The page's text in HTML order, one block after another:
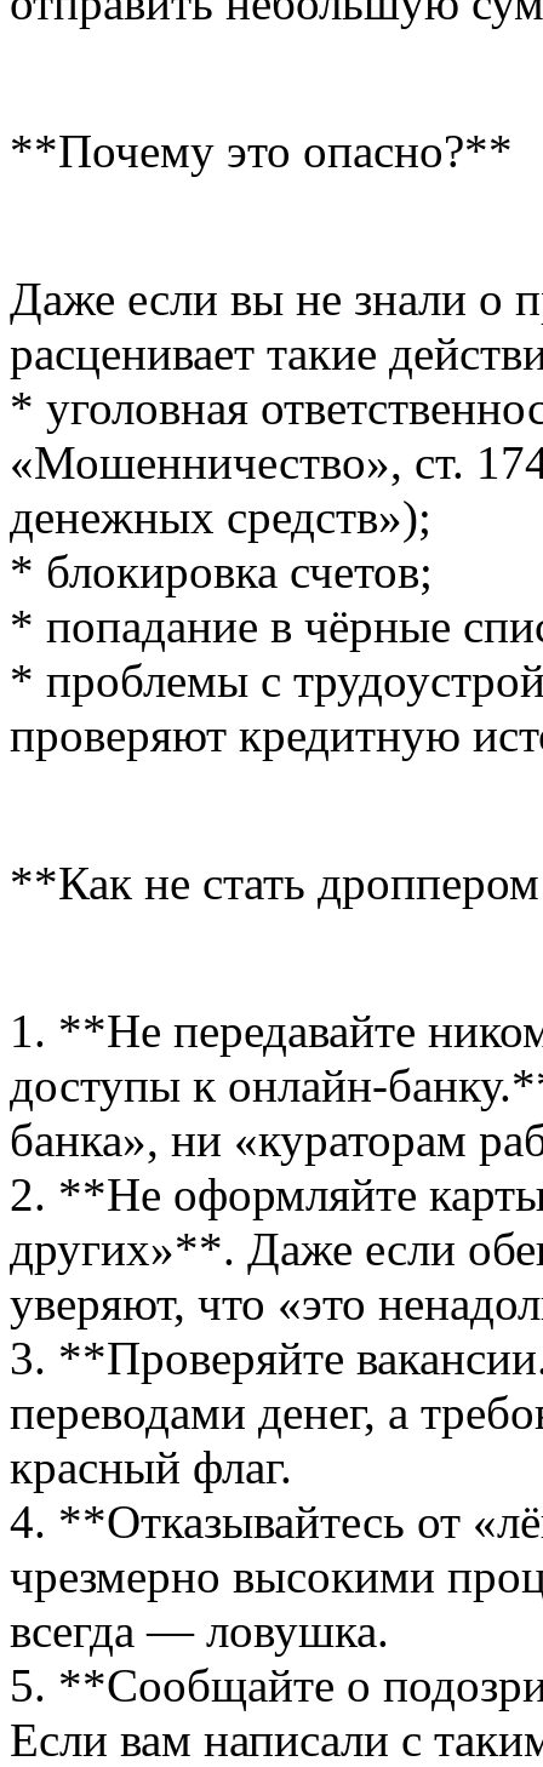
**Почему это опасно?**
Даже если вы не знали о
расценивает такие
* уголовная
«Мошенничество», ст.
денежных средств»);
* блокировка счетов;
* попадание в чёрные
* проблемы с
проверяют кредитную
**Как не стать
1. **Не передавайте
доступы к
банка», ни «кураторам
2. **Не оформляйте
других»**. Даже если
уверяют, что «это
3. **Проверяйте
переводами денег, а
красный флаг.
4. **Отказывайтесь от
чрезмерно высокими
всегда — ловушка.
5. **Сообщайте о
Если вам написали с